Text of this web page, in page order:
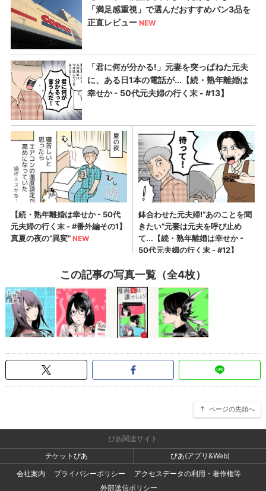
この記事の写真一覧（全4枚）
ページの先頭へ
ぴあ関連サイト
チケットぴあ
ぴあ(アプリ&Web)
会社案内
プライバシーポリシー
アクセスデータの利用・著作権等
外部送信ポリシー